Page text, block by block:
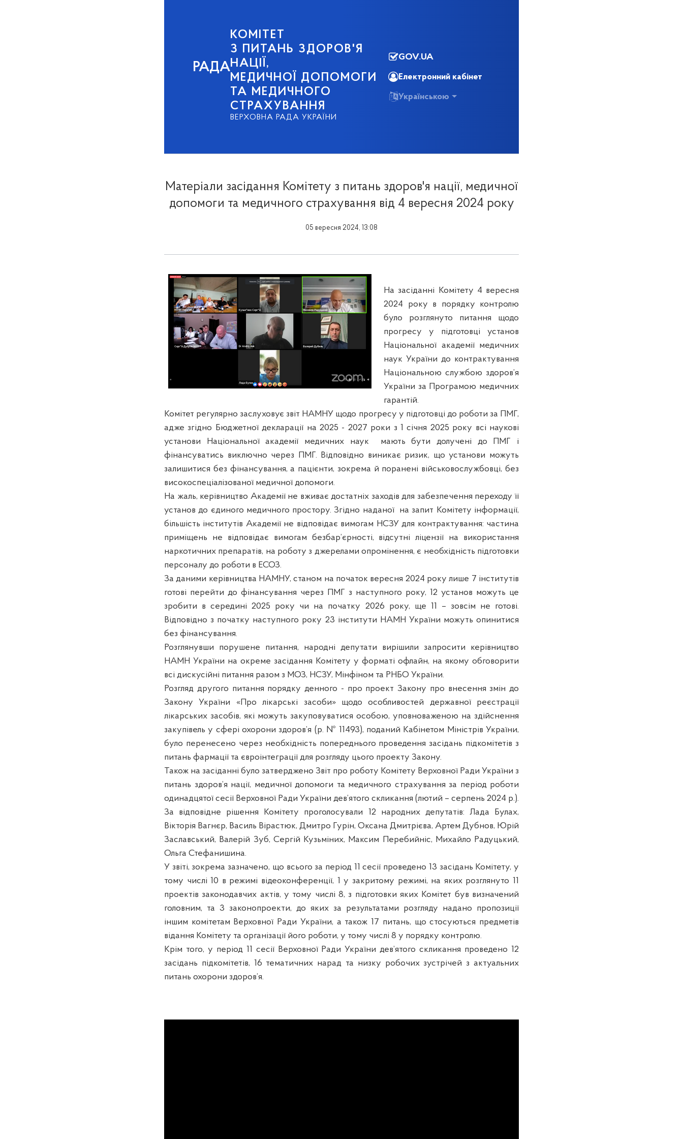
РАДА
КОМІТЕТ
З ПИТАНЬ ЗДОРОВ'Я
НАЦІЇ,
МЕДИЧНОЇ ДОПОМОГИ
ТА МЕДИЧНОГО
СТРАХУВАННЯ
ВЕРХОВНА РАДА УКРАЇНИ
GOV.UA
Електронний кабінет
Українською
Матеріали засідання Комітету з питань здоров'я нації, медичної
допомоги та медичного страхування від 4 вересня 2024 року
05 вересня 2024, 13:08
На засіданні Комітету 4 вересня
2024 року в порядку контролю
було розглянуто питання щодо
прогресу у підготовці установ
Національної академії медичних
наук України до контрактування
Національною службою здоров’я
України за Програмою медичних
гарантій.
Комітет регулярно заслуховує звіт НАМНУ щодо прогресу у підготовці до роботи за ПМГ,
адже згідно Бюджетної декларації на 2025 - 2027 роки з 1 січня 2025 року всі наукові
установи Національної академії медичних наук
мають бути долучені до ПМГ і
фінансуватись виключно через ПМГ. Відповідно виникає ризик, що установи можуть
залишитися без фінансування, а пацієнти, зокрема й поранені військовослужбовці, без
високоспеціалізованої медичної допомоги.
На жаль, керівництво Академії не вживає достатніх заходів для забезпечення переходу її
установ до єдиного медичного простору. Згідно наданої на запит Комітету інформації,
більшість інститутів Академії не відповідає вимогам НСЗУ для контрактування: частина
приміщень не відповідає вимогам безбар’єрності, відсутні ліцензії на використання
наркотичних препаратів, на роботу з джерелами опромінення, є необхідність підготовки
персоналу до роботи в ЕСОЗ.
За даними керівництва НАМНУ, станом на початок вересня 2024 року лише 7 інститутів
готові перейти до фінансування через ПМГ з наступного року, 12 установ можуть це
зробити в середині 2025 року чи на початку 2026 року, ще 11 – зовсім не готові.
Відповідно з початку наступного року 23 інститути НАМН України можуть опинитися
без фінансування.
Розглянувши порушене питання, народні депутати вирішили запросити керівництво
НАМН України на окреме засідання Комітету у форматі офлайн, на якому обговорити
всі дискусійні питання разом з МОЗ, НСЗУ, Мінфіном та РНБО України.
Розгляд другого питання порядку денного - про проект Закону про внесення змін до
Закону України «Про лікарські засоби» щодо особливостей державної реєстрації
лікарських засобів, які можуть закуповуватися особою, уповноваженою на здійснення
закупівель у сфері охорони здоров’я (р. № 11493), поданий Кабінетом Міністрів України,
було перенесено через необхідність попереднього проведення засідань підкомітетів з
питань фармації та євроінтеграції для розгляду цього проекту Закону.
Також на засіданні було затверджено Звіт про роботу Комітету Верховної Ради України з
питань здоров’я нації, медичної допомоги та медичного страхування за період роботи
одинадцятої сесії Верховної Ради України дев’ятого скликання (лютий – серпень 2024 р.).
За відповідне рішення Комітету проголосували 12 народних депутатів: Лада Булах,
Вікторія Вагнєр, Василь Вірастюк, Дмитро Гурін, Оксана Дмитрієва, Артем Дубнов, Юрій
Заславський, Валерій Зуб, Сергій Кузьміних, Максим Перебийніс, Михайло Радуцький,
Ольга Стефанишина.
У звіті, зокрема зазначено, що всього за період 11 сесії проведено 13 засідань Комітету, у
тому числі 10 в режимі відеоконференції, 1 у закритому режимі, на яких розглянуто 11
проектів законодавчих актів, у тому числі 8, з підготовки яких Комітет був визначений
головним, та 3 законопроекти, до яких за результатами розгляду надано пропозиції
іншим комітетам Верховної Ради України, а також 17 питань, що стосуються предметів
відання Комітету та організації його роботи, у тому числі 8 у порядку контролю.
Крім того, у період 11 сесії Верховної Ради України дев’ятого скликання проведено 12
засідань підкомітетів, 16 тематичних нарад та низку робочих зустрічей з актуальних
питань охорони здоров’я.